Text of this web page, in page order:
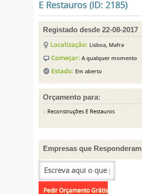
E Restauros (ID: 2185)
Registado desde 22-08-2017
Localização: Lisboa, Mafra
Começar: A qualquer momento
Estado: Em aberto
Orçamento para:
Reconstruções E Restauros
Empresas que Responderam